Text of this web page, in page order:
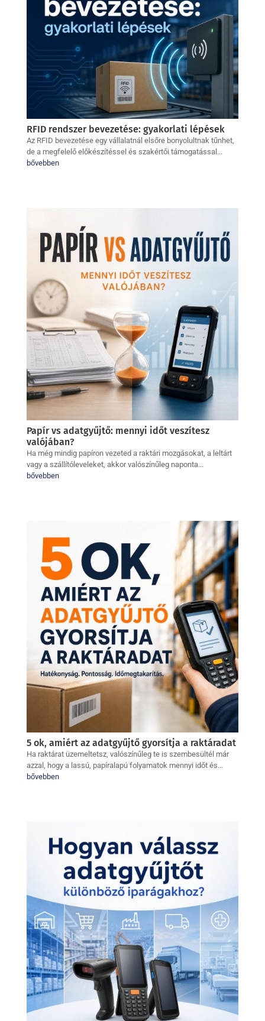
RFID rendszer bevezetése: gyakorlati lépések
Az RFID bevezetése egy vállalatnál elsőre bonyolultnak tűnhet,
de a megfelelő előkészítéssel és szakértői támogatással...
bővebben
Papír vs adatgyűjtő: mennyi időt veszítesz
valójában?
Ha még mindig papíron vezeted a raktári mozgásokat, a leltárt
vagy a szállítóleveleket, akkor valószínűleg naponta...
bővebben
5 ok, amiért az adatgyűjtő gyorsítja a raktáradat
Ha raktárat üzemeltetsz, valószínűleg te is szembesültél már
azzal, hogy a lassú, papíralapú folyamatok mennyi időt és...
bővebben